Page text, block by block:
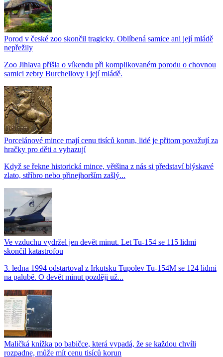
Porod v české zoo skončil tragicky. Oblíbená samice ani její mládě
nepřežily
Zoo Jihlava přišla o víkendu při komplikovaném porodu o chovnou
samici zebry Burchellovy i její mládě.
Porcelánové mince mají cenu tisíců korun, lidé je přitom považují za
hračky pro děti a vyhazují
Když se řekne historická mince, většina z nás si představí blýskavé
zlato, stříbro nebo přinejhorším zašlý...
Ve vzduchu vydržel jen devět minut. Let Tu-154 se 115 lidmi
skončil katastrofou
3. ledna 1994 odstartoval z Irkutsku Tupolev Tu-154M se 124 lidmi
na palubě. O devět minut později už...
Maličká knížka po babičce, která vypadá, že se každou chvíli
rozpadne, může mít cenu tisíců korun